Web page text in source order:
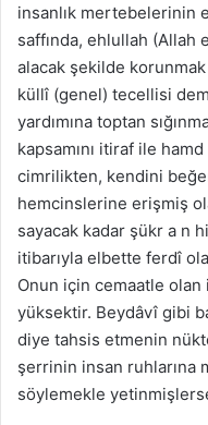
insanlık mertebelerinin
saffında, ehlullah
alacak şekilde
küllî (genel) tecellisi
yardımına toptan
kapsamını itiraf ile
cimrilikten, kendini
hemcinslerine erişmiş
sayacak kadar şükr a n
itibarıyla elbette ferdî
Onun için cemaatle olan
yüksektir. Beydâvî gibi
diye tahsis etmenin
şerrinin insan ruhlarına
söylemekle